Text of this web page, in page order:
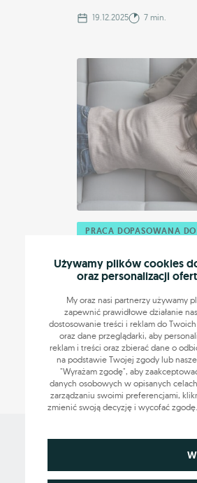
19.12.2025 7 min.
PRACA DOPASOWANA
Zmęczenie po
radzić?
Zmęczenie po pracy to
pracowników. Wbrew
nadmiar obowiązków. Stres,
30.09.2024 6 min.
61-872 Poznań
Używamy plików cookies
oraz personalizacji
My oraz nasi partnerzy używamy
zapewnić prawidłowe działanie
dostosowanie treści i reklam do
oraz dane przeglądarki, aby
reklam i treści oraz zbierać dane o
na podstawie Twojej zgody lub
"Wyrażam zgodę", aby
danych osobowych w opisanych
zarządzaniu swoimi preferencjami,
zmienić swoją decyzję i wycofać
Niezbędne do
Technicznie niezbędne pliki